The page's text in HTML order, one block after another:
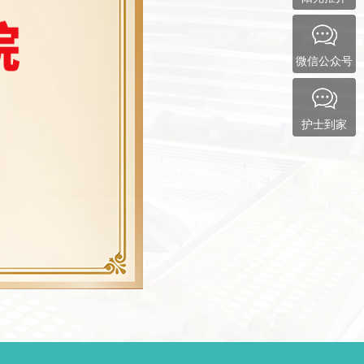
微信公众号
护士到家